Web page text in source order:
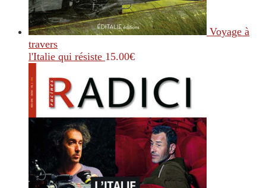
Voyage à
travers
l'Italie qui résiste 15.00€